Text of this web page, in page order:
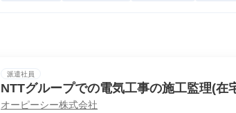
派遣社員
NTTグループでの電気工事の施工監理(在
オーピーシー株式会社